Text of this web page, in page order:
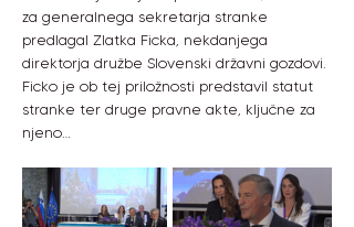
za generalnega sekretarja stranke
predlagal Zlatka Ficka, nekdanjega
direktorja družbe Slovenski državni gozdovi.
Ficko je ob tej priložnosti predstavil statut
stranke ter druge pravne akte, ključne za
njeno…